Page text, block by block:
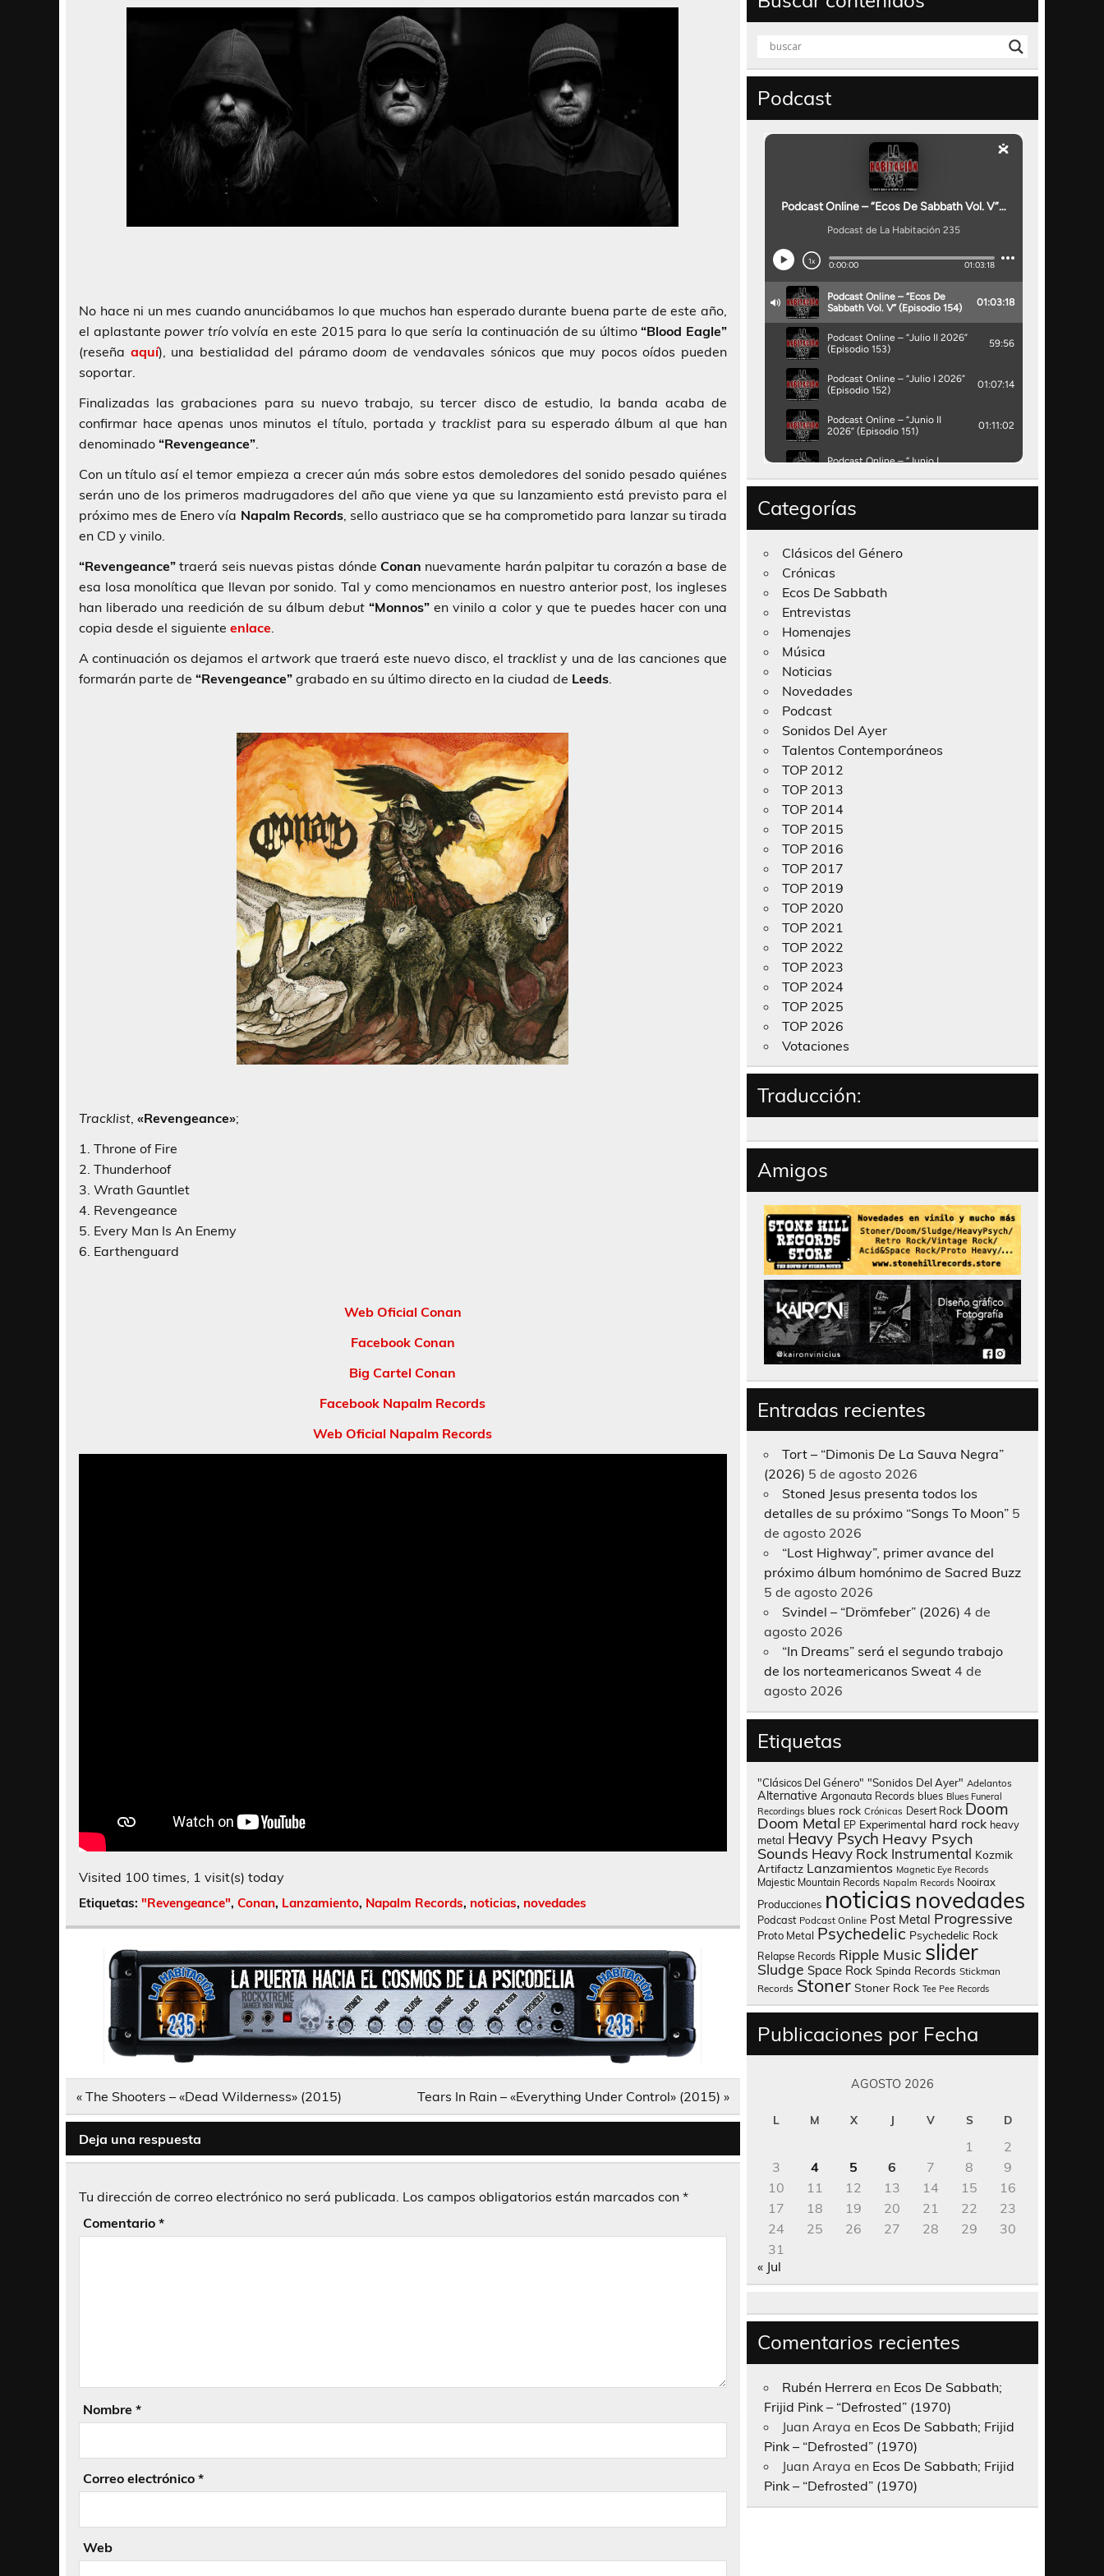
No hace ni un mes cuando anunciábamos lo que muchos han esperado durante buena parte de este año,
el aplastante power tríovolvía en este 2015 para lo que sería la continuación de su último“Blood Eagle”
(reseña aquí), una bestialidad del páramodoom de vendavales sónicos que muy pocos oídos pueden
soportar.
Finalizadas las grabaciones para su nuevo trabajo, su tercer disco de estudio, la banda acaba de
confirmar hace apenas unos minutos el título, portada y tracklistpara su esperado álbum al que han
denominado “Revengeance”.
Con un título así el temor empieza a crecer aún más sobre estos demoledores del sonido pesado quiénes
serán uno de los primeros madrugadores del año que viene ya que su lanzamiento está previsto para el
próximo mes de Enero vía Napalm Records, sello austriaco que se ha comprometido para lanzar su tirada
en CD y vinilo.
“Revengeance” traerá seis nuevas pistas dóndeConan nuevamente harán palpitar tu corazón a base de
esa losa monolítica que llevan por sonido. Tal y como mencionamos en nuestro anterior post, los ingleses
han liberado una reedición de su álbumdebut “Monnos” en vinilo a color y que te puedes hacer con una
copia desde el siguiente enlace.
A continuación os dejamos elartwork que traerá este nuevo disco, el tracklisty una de las canciones que
formarán parte de “Revengeance” grabado en su último directo en la ciudad de Leeds.
Tracklist, «Revengeance»;
1. Throne of Fire
2. Thunderhoof
3. Wrath Gauntlet
4. Revengeance
5. Every Man Is An Enemy
6. Earthenguard
Web Oficial Conan
Facebook Conan
Big Cartel Conan
Facebook Napalm Records
Web Oficial Napalm Records
Visited 100 times, 1 visit(s) today
Etiquetas: "Revengeance", Conan, Lanzamiento, Napalm Records, noticias, novedades
Navegación
entradas
« The Shooters – «Dead Wilderness» (2015) Tears In Rain – «Everything Under Control» (2015) »
Deja una respuesta
Tu dirección de correo electrónico no será publicada. Los campos obligatorios están marcados con *
Comentario *
Nombre *
Correo electrónico *
Web
Podcast
Categorías
Clásicos del Género
Crónicas
Ecos De Sabbath
Entrevistas
Homenajes
Música
Noticias
Novedades
Podcast
Sonidos Del Ayer
Talentos Contemporáneos
TOP 2012
TOP 2013
TOP 2014
TOP 2015
TOP 2016
TOP 2017
TOP 2019
TOP 2020
TOP 2021
TOP 2022
TOP 2023
TOP 2024
TOP 2025
TOP 2026
Votaciones
Traducción:
Amigos
Entradas recientes
Tort – “Dimonis De La Sauva Negra”
(2026) 5 de agosto 2026
Stoned Jesus presenta todos los
detalles de su próximo “Songs To Moon” 5
de agosto 2026
“Lost Highway”, primer avance del
próximo álbum homónimo de Sacred Buzz
5 de agosto 2026
Svindel – “Drömfeber” (2026) 4 de
agosto 2026
“In Dreams” será el segundo trabajo
de los norteamericanos Sweat 4 de
agosto 2026
Etiquetas
"Clásicos Del Género" "Sonidos Del Ayer" Adelantos
Alternative Argonauta Records blues Blues Funeral
Recordings blues rock Crónicas Desert Rock Doom
Doom Metal EP Experimental hard rock heavy
metal Heavy Psych Heavy Psych
Sounds Heavy Rock Instrumental Kozmik
Artifactz Lanzamientos Magnetic Eye Records
Majestic Mountain Records Napalm Records Nooirax
Producciones noticias novedades
Podcast Podcast Online Post Metal Progressive
Proto Metal Psychedelic Psychedelic Rock
Relapse Records Ripple Music slider
Sludge Space Rock Spinda Records Stickman
Records Stoner Stoner Rock Tee Pee Records
Publicaciones por Fecha
AGOSTO 2026
L M X J V S D
1
2
3
4 5 6 7 8
9
10
11 12 13 14 15
16
17
18 19 20 21 22
23
24
25 26 27 28 29
30
31
« Jul
Comentarios recientes
Rubén Herrera en Ecos De Sabbath;
Frijid Pink – “Defrosted” (1970)
Juan Araya en Ecos De Sabbath; Frijid
Pink – “Defrosted” (1970)
Juan Araya en Ecos De Sabbath; Frijid
Pink – “Defrosted” (1970)